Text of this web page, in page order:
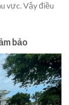
vực. Vậy điều
bảo